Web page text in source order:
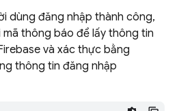
dùng đăng nhập thành công,
thông báo để lấy thông tin
và xác thực bằng
thông tin đăng nhập